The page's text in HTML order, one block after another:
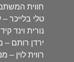
חווית
טלי בלייכר
נורית וינד
ירדן רותם –
רווית לוין